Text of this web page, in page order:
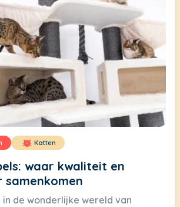
Katten
waar kwaliteit en
samenkomen
in de wonderlijke wereld van